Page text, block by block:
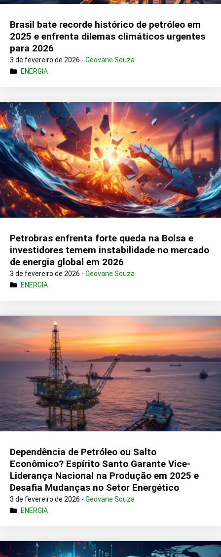
Brasil bate recorde histórico de petróleo em
2025 e enfrenta dilemas climáticos urgentes
para 2026
3 de fevereiro de 2026 - Geovane Souza
ENERGIA
Petrobras enfrenta forte queda na Bolsa e
investidores temem instabilidade no mercado
de energia global em 2026
3 de fevereiro de 2026 - Geovane Souza
ENERGIA
Dependência de Petróleo ou Salto
Econômico? Espírito Santo Garante Vice-
Liderança Nacional na Produção em 2025 e
Desafia Mudanças no Setor Energético
3 de fevereiro de 2026 - Geovane Souza
ENERGIA